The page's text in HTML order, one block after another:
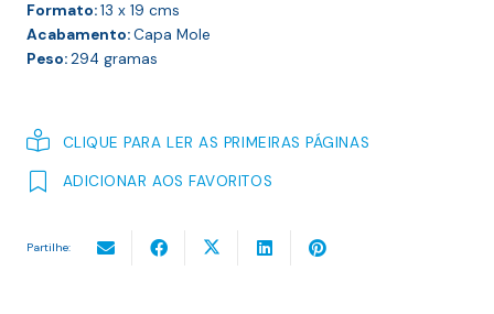
Formato:13 x 19 cms
Acabamento:Capa Mole
Peso:294 gramas
CLIQUE PARA LER AS PRIMEIRAS PÁGINAS
ADICIONAR AOS FAVORITOS
Partilhe: